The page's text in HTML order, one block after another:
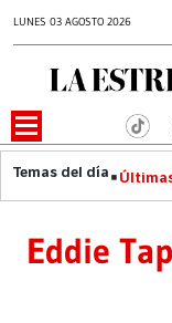
LUNES 03 AGOSTO 2026
Eddie